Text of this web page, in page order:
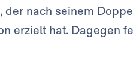
, der nach seinem
erzielt hat. Dagegen